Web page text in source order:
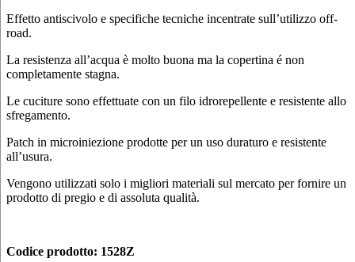
Effetto antiscivolo e specifiche tecniche incentrate sull’utilizzo off-
road.
La resistenza all’acqua è molto buona ma la copertina é non
completamente stagna.
Le cuciture sono effettuate con un filo idrorepellente e resistente allo
sfregamento.
Patch in microiniezione prodotte per un uso duraturo e resistente
all’usura.
Vengono utilizzati solo i migliori materiali sul mercato per fornire un
prodotto di pregio e di assoluta qualità.
Codice prodotto: 1528Z